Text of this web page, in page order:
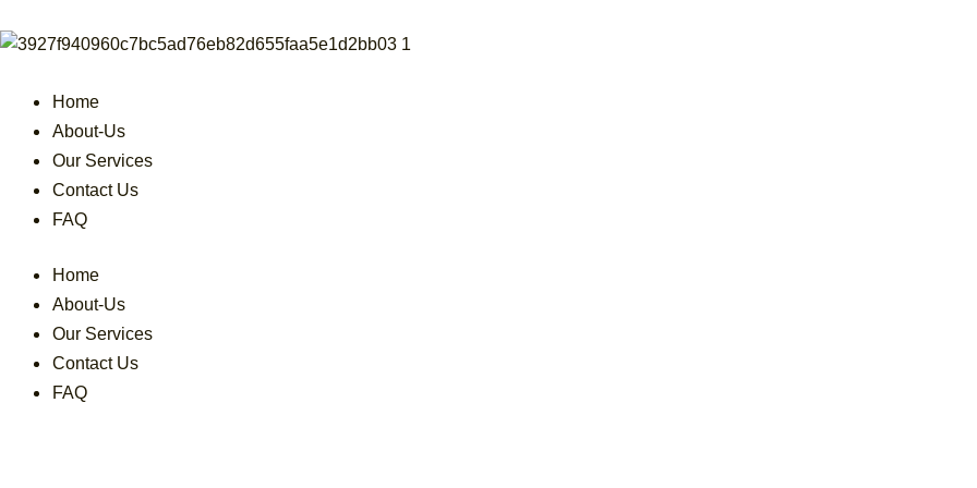
to
Home
About-Us
Our Services
Contact Us
FAQ
Home
About-Us
Our Services
Contact Us
FAQ